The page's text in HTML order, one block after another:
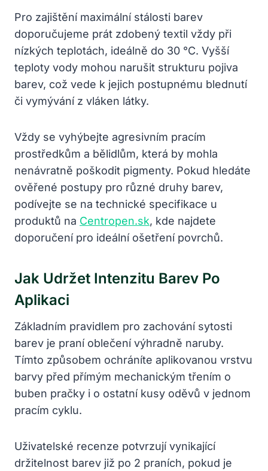
Pro zajištění maximální stálosti barev
doporučujeme prát zdobený textil vždy při
nízkých teplotách, ideálně do 30 °C. Vyšší
teploty vody mohou narušit strukturu pojiva
barev, což vede k jejich postupnému blednutí
či vymývání z vláken látky.
Vždy se vyhýbejte agresivním pracím
prostředkům a bělidlům, která by mohla
nenávratně poškodit pigmenty. Pokud hledáte
ověřené postupy pro různé druhy barev,
podívejte se na technické specifikace u
produktů na Centropen.sk, kde najdete
doporučení pro ideální ošetření povrchů.
Jak Udržet Intenzitu Barev Po
Aplikaci
Základním pravidlem pro zachování sytosti
barev je praní oblečení výhradně naruby.
Tímto způsobem ochráníte aplikovanou vrstvu
barvy před přímým mechanickým třením o
buben pračky i o ostatní kusy oděvů v jednom
pracím cyklu.
Uživatelské recenze potvrzují vynikající
držitelnost barev již po 2 praních, pokud je